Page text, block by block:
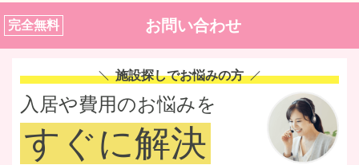
完全無料 お問い合わせ
施設探しでお悩みの方
入居や費用のお悩みを
すぐに解決